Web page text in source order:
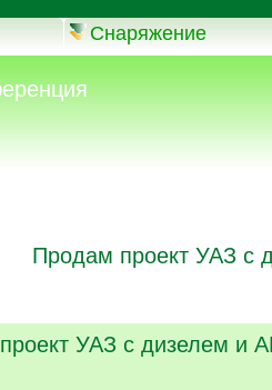
Снаряжение
Продам проект УАЗ с
УАЗ с дизелем и